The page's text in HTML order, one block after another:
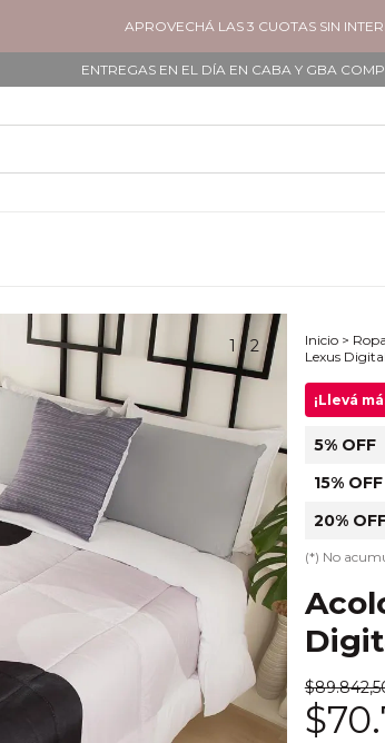
APROVECHÁ LAS 3 CUOTAS SIN INTERÉS EN
ENTREGAS EN EL DÍA EN CABA Y GBA COMPRANDO
1 /2 Inicio >
Lexus
¡Llevá
5% OFF
15% OFF
20%
(*) No